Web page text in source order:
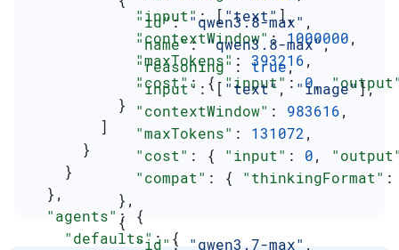
            "input"
: ["text"],
            "contextWindow"
: 1000000,
            "maxTokens"
: 393216,
            "cost"
: { "input" : 0,
          }
        ]
      }
    }
  },
  "agents"
: {
    "defaults"
: {
            "id"
: "qwen3.8-max" ,
            "name"
: "qwen3.8-max",
            "reasoning"
: true,
            "input"
: [ "text", "image"],
            "contextWindow"
: 983616,
            "maxTokens"
: 131072 ,
            "cost"
: { "input" : 0,
            "compat"
: { "thinkingFormat"
          },
          {
            "id"
: "qwen3.7-max" ,